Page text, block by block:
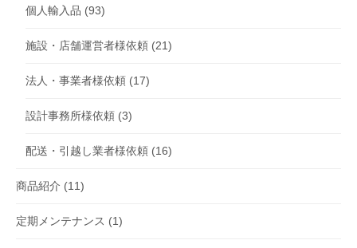
個人輸入品 (93)
施設・店舗運営者様依頼 (21)
法人・事業者様依頼 (17)
設計事務所様依頼 (3)
配送・引越し業者様依頼 (16)
商品紹介 (11)
定期メンテナンス (1)